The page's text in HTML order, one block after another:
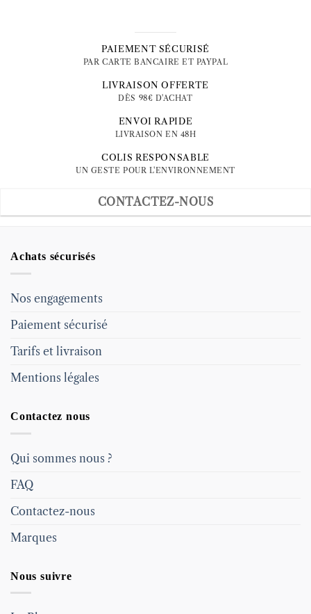
PAIEMENT SÉCURISÉ
PAR CARTE BANCAIRE ET PAYPAL
LIVRAISON OFFERTE
DÈS 98€ D'ACHAT
ENVOI RAPIDE
LIVRAISON EN 48H
COLIS RESPONSABLE
UN GESTE POUR L'ENVIRONNEMENT
CONTACTEZ-NOUS
Achats sécurisés
Nos engagements
Paiement sécurisé
Tarifs et livraison
Mentions légales
Contactez nous
Qui sommes nous ?
FAQ
Contactez-nous
Marques
Nous suivre